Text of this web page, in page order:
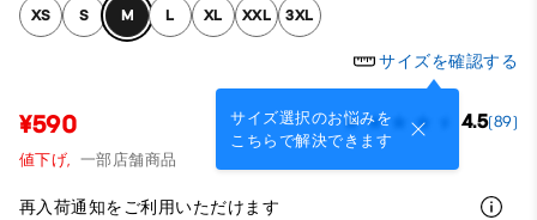
XS S M L XL XXL 3XL
サイズを確認する
サイズ選択のお悩みを
こちらで解決できます
¥590 4.5(89)
値下げ, 一部店舗商品
再入荷通知をご利用いただけます